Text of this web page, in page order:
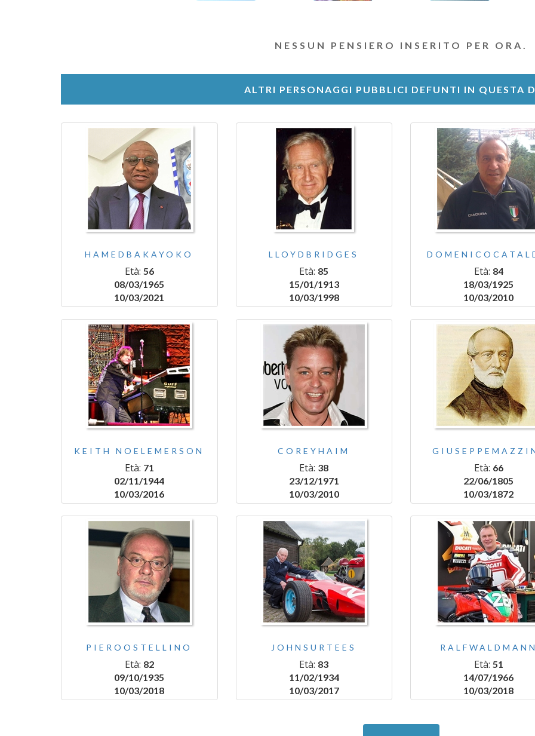
NESSUN PENSIERO INSERITO PER ORA.
ALTRI PERSONAGGI PUBBLICI DEFUNTI IN QUESTA
HAMEDBAKAYOKO
Età: 56
08/03/1965
10/03/2021
LLOYDBRIDGES
Età: 85
15/01/1913
10/03/1998
Età: 84
18/03/1925
10/03/2010
KEITH NOELEMERSON
Età: 71
02/11/1944
10/03/2016
COREYHAIM
Età: 38
23/12/1971
10/03/2010
Età: 66
22/06/1805
10/03/1872
PIEROOSTELLINO
Età: 82
09/10/1935
10/03/2018
JOHNSURTEES
Età: 83
11/02/1934
10/03/2017
Età: 51
14/07/1966
10/03/2018